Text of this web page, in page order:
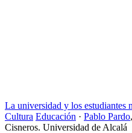
La universidad y los estudiantes
Cultura Educación · Pablo Pardo,
Cisneros. Universidad de Alcalá